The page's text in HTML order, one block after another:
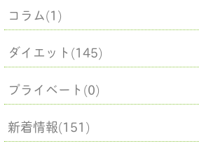
コラム(1)
ダイエット(145)
プライベート(0)
新着情報(151)